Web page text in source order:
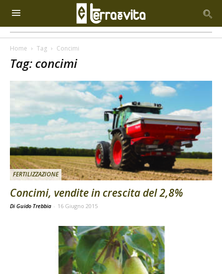
Home Tag Concimi
Tag: concimi
FERTILIZZAZIONE
Concimi, vendite in crescita del 2,8%
Di Guido Trebbia - 16 Giugno 2015